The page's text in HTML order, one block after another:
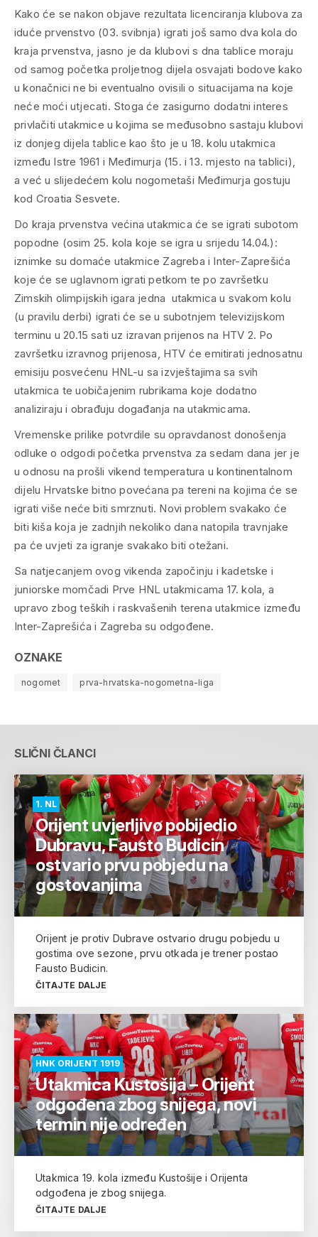
Kako će se nakon objave rezultata licenciranja klubova za
iduće prvenstvo (03. svibnja) igrati još samo dva kola do
kraja prvenstva, jasno je da klubovi s dna tablice moraju
od samog početka proljetnog dijela osvajati bodove kako
u konačnici ne bi eventualno ovisili o situacijama na koje
neće moći utjecati. Stoga će zasigurno dodatni interes
privlačiti utakmice u kojima se međusobno sastaju klubovi
iz donjeg dijela tablice kao što je u 18. kolu utakmica
između Istre 1961 i Međimurja (15. i 13. mjesto na tablici),
a već u slijedećem kolu nogometaši Međimurja gostuju
kod Croatia Sesvete.
Do kraja prvenstva većina utakmica će se igrati subotom
popodne (osim 25. kola koje se igra u srijedu 14.04.):
iznimke su domaće utakmice Zagreba i Inter-Zaprešića
koje će se uglavnom igrati petkom te po završetku
Zimskih olimpijskih igara jedna utakmica u svakom kolu
(u pravilu derbi) igrati će se u subotnjem televizijskom
terminu u 20.15 sati uz izravan prijenos na HTV 2. Po
završetku izravnog prijenosa, HTV će emitirati jednosatnu
emisiju posvećenu HNL-u sa izvještajima sa svih
utakmica te uobičajenim rubrikama koje dodatno
analiziraju i obrađuju događanja na utakmicama.
Vremenske prilike potvrdile su opravdanost donošenja
odluke o odgodi početka prvenstva za sedam dana jer je
u odnosu na prošli vikend temperatura u kontinentalnom
dijelu Hrvatske bitno povećana pa tereni na kojima će se
igrati više neće biti smrznuti. Novi problem svakako će
biti kiša koja je zadnjih nekoliko dana natopila travnjake
pa će uvjeti za igranje svakako biti otežani.
Sa natjecanjem ovog vikenda započinju i kadetske i
juniorske momčadi Prve HNL utakmicama 17. kola, a
upravo zbog teških i raskvašenih terena utakmice između
Inter-Zaprešića i Zagreba su odgođene.
OZNAKE
nogomet prva-hrvatska-nogometna-liga
SLIČNI ČLANCI
1. NL
Orijent uvjerljivo pobijedio
Dubravu, Fausto Budicin
ostvario prvu pobjedu na
gostovanjima
Orijent je protiv Dubrave ostvario drugu pobjedu u
gostima ove sezone, prvu otkada je trener postao
Fausto Budicin.
ČITAJTE DALJE
HNK ORIJENT 1919
Utakmica Kustošija – Orijent
odgođena zbog snijega, novi
termin nije određen
Utakmica 19. kola između Kustošije i Orijenta
odgođena je zbog snijega.
ČITAJTE DALJE